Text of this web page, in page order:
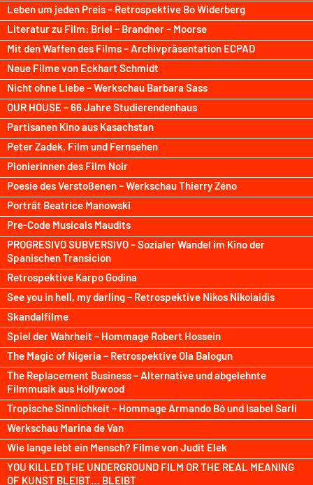
Leben um jeden Preis – Retrospektive Bo Widerberg
Literatur zu Film: Briel – Brandner – Moorse
Mit den Waffen des Films – Archivpräsentation ECPAD
Neue Filme von Eckhart Schmidt
Nicht ohne Liebe – Werkschau Barbara Sass
OUR HOUSE – 66 Jahre Studierendenhaus
Partisanen Kino aus Kasachstan
Peter Zadek. Film und Fernsehen
Pionierinnen des Film Noir
Poesie des Verstoßenen – Werkschau Thierry Zéno
Porträt Beatrice Manowski
Pre-Code Musicals Maudits
PROGRESIVO SUBVERSIVO – Sozialer Wandel im Kino der
Spanischen Transición
Retrospektive Karpo Godina
See you in hell, my darling – Retrospektive Nikos Nikolaidis
Skandalfilme
Spiel der Wahrheit – Hommage Robert Hossein
The Magic of Nigeria – Retrospektive Ola Balogun
The Replacement Business – Alternative und abgelehnte
Filmmusik aus Hollywood
Tropische Sinnlichkeit – Hommage Armando Bó und Isabel Sarli
Werkschau Marina de Van
Wie lange lebt ein Mensch? Filme von Judit Elek
YOU KILLED THE UNDERGROUND FILM OR THE REAL MEANING
OF KUNST BLEIBT… BLEIBT